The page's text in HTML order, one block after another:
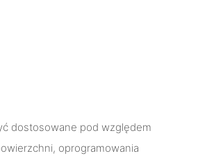
dostosowane pod względem
oprogramowania